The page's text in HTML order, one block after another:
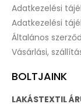
Adatkezelési
Adatkezelési
Általános
Vásárlási,
BOLTJAINK
LAKÁSTEXTIL